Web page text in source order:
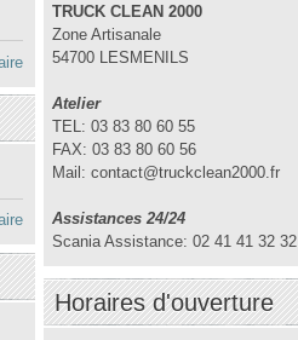
TRUCK CLEAN 2000
Zone Artisanale
54700 LESMENILS
Atelier
TEL: 03 83 80 60 55
FAX: 03 83 80 60 56
Mail: contact@truckclean2000.fr
Assistances 24/24
Scania Assistance: 02 41 41 32 32
Horaires d'ouverture